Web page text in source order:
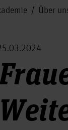
Über